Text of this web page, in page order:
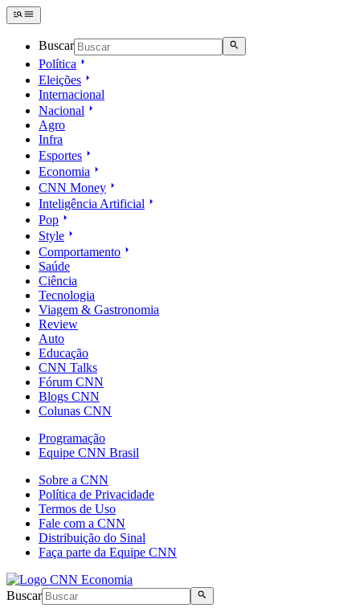
Buscar
Política
Eleições
Internacional
Nacional
Agro
Infra
Esportes
Economia
CNN Money
Inteligência Artificial
Pop
Style
Comportamento
Saúde
Ciência
Tecnologia
Viagem & Gastronomia
Review
Auto
Educação
CNN Talks
Fórum CNN
Blogs CNN
Colunas CNN
Programação
Equipe CNN Brasil
Sobre a CNN
Política de Privacidade
Termos de Uso
Fale com a CNN
Distribuição do Sinal
Faça parte da Equipe CNN
Buscar